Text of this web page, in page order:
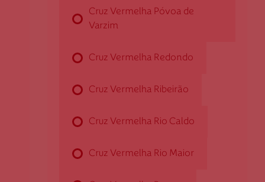
Rua D. Pedro de Meneses, n.º 2
5460-308 Boticas
Cruz Vermelha Braga
Av. 31 de Janeiro, n.º 317
dbraga@cruzvermelha.org.pt
Cruz Vermelha Póvoa de
Varzim
Cruz Vermelha Redondo
Cruz Vermelha Ribeirão
Cruz Vermelha Rio Caldo
Cruz Vermelha Rio Maior